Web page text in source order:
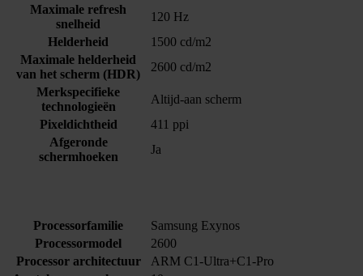
Maximale refresh
snelheid
120 Hz
Helderheid
1500 cd/m2
Maximale helderheid
van het scherm (HDR)
2600 cd/m2
Merkspecifieke
technologieën
Altijd-aan scherm
Pixeldichtheid
411 ppi
Afgeronde
schermhoeken
Ja
Processorfamilie
Samsung Exynos
Processormodel
2600
Processor architectuur
ARM C1-Ultra+C1-Pro